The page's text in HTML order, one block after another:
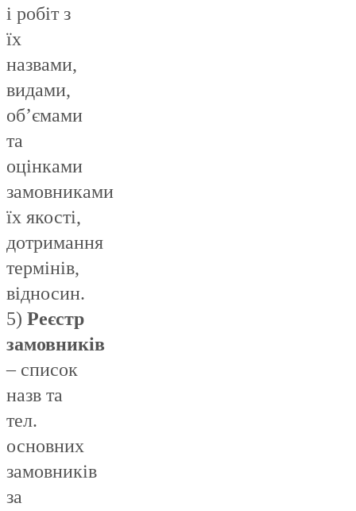
і робіт з
їх
назвами,
видами,
об’ємами
та
оцінками
замовниками
їх якості,
дотримання
термінів,
відносин.
5) Реєстр
замовників
– список
назв та
тел.
основних
замовників
за